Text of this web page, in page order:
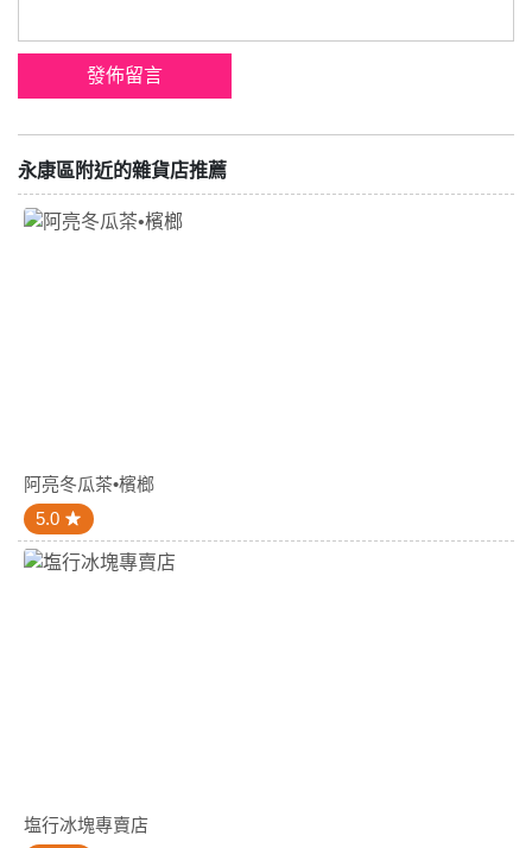
永康區附近的雜貨店推薦
阿亮冬瓜茶•檳榔
5.0
塩行冰塊專賣店